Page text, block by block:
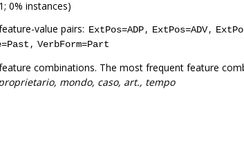
0% instances)
value pairs: ExtPos=ADP, ExtPos=ADV,
, VerbForm=Part
combinations. The most frequent feature
mondo, caso, art., tempo